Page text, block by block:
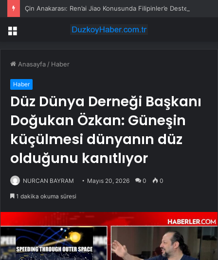
Menü
Anasayfa / Haber
Haber
Düz Dünya Derneği Başkanı
Doğukan Özkan: Güneşin
küçülmesi dünyanın düz
olduğunu kanıtlıyor
NURCAN BAYRAM Mayıs 20, 2026 0 0
1 dakika okuma süresi